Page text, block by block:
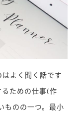
はよく聞く話です
ための仕事(作
ものの一つ。最小